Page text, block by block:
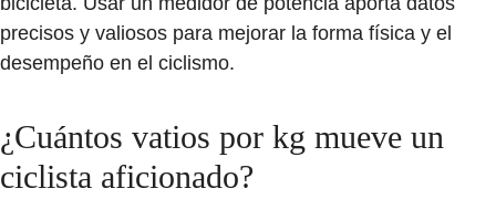
precisos y valiosos para mejorar la forma física y el
desempeño en el ciclismo.
¿Cuántos vatios por kg mueve un
ciclista aficionado?